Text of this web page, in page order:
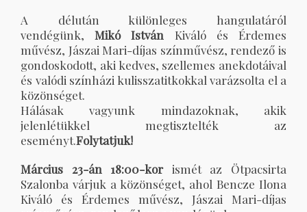
A délután különleges hangulatáról
vendégünk,Mikó István Kiváló és Érdemes
művész, Jászai Mari-díjas színművész, rendező is
gondoskodott, aki kedves, szellemes anekdotáival
és valódi színházi kulisszatitkokkal varázsolta el a
közönséget.
Hálásak vagyunk mindazoknak, akik
jelenlétükkel megtisztelték az
eseményt.Folytatjuk!
Március 23-án 18:00-korismét az Ötpacsirta
Szalonba várjuk a közönséget, ahol Bencze Ilona
Kiváló és Érdemes művész, Jászai Mari-díjas